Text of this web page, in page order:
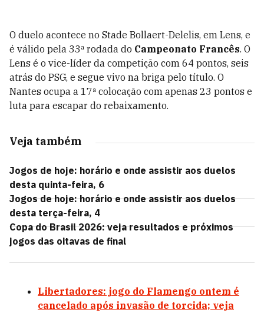
O duelo acontece no Stade Bollaert-Delelis, em Lens, e
é válido pela 33ª rodada do Campeonato Francês. O
Lens é o vice-líder da competição com 64 pontos, seis
atrás do PSG, e segue vivo na briga pelo título. O
Nantes ocupa a 17ª colocação com apenas 23 pontos e
luta para escapar do rebaixamento.
Veja também
Jogos de hoje: horário e onde assistir aos duelos
desta quinta-feira, 6
Jogos de hoje: horário e onde assistir aos duelos
desta terça-feira, 4
Copa do Brasil 2026: veja resultados e próximos
jogos das oitavas de final
Libertadores: jogo do Flamengo ontem é
cancelado após invasão de torcida; veja